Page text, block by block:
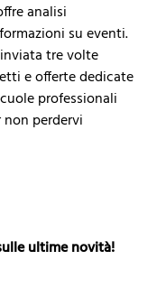
analisi
su eventi.
tre volte
e offerte dedicate
professionali
perdervi
ultime novità!